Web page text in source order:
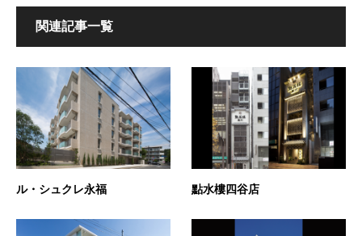
関連記事一覧
ル・シュクレ永福 點水樓四谷店